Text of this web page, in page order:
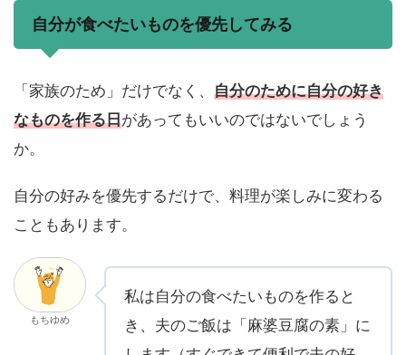
自分が食べたいものを優先してみる
「家族のため」だけでなく、 自分のために自分の好き
なものを作る日があってもいいのではないでしょう
か。
自分の好みを優先するだけで、料理が楽しみに変わる
こともあります。
もちゆめ
私は自分の食べたいものを作ると
き、夫のご飯は「麻婆豆腐の素」に